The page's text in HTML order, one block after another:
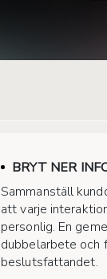
BRYT NER
Sammanställ
att varje
personlig. En
dubbelarbete och
beslutsfattandet.